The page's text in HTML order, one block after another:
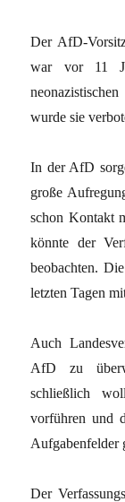
Der AfD-
war vor 11
wurde sie
In der AfD
große
schon Kontakt
könnte der
beobachten.
letzten Tagen
Auch
AfD zu
schließlich
vorführen und
Aufgabenfelder
Der